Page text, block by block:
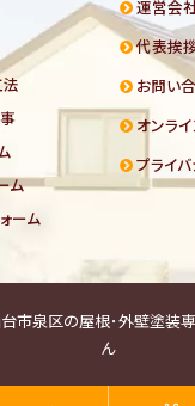
法
ム
ーム
運営会
代表挨
お問い
オンラ
プライ
市泉区の屋根･外壁塗装
ん